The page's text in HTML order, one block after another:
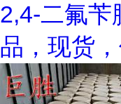
2,4-二氟苄
品，现货